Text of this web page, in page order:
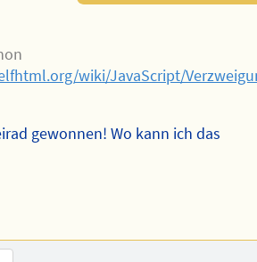
wiki/JavaScript/
gewonnen! Wo kann ich das